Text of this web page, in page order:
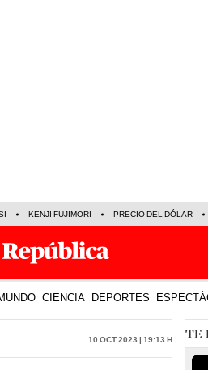
KENJI FUJIMORI PRECIO DEL DÓLAR
CIENCIA DEPORTES
10 Oct 2023 | 19:13 h TE